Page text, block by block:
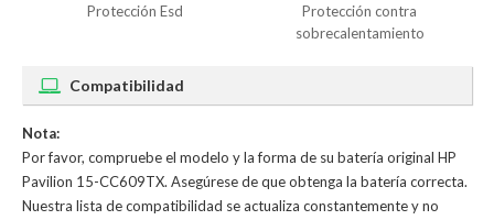
Protección Esd
Protección contra
sobrecalentamiento
Compatibilidad
Nota:
Por favor, compruebe el modelo y la forma de su batería original HP
Pavilion 15-CC609TX. Asegúrese de que obtenga la batería correcta.
Nuestra lista de compatibilidad se actualiza constantemente y no